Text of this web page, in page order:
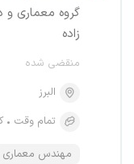
گروه معماری
زاده
منقضی شده
البرز
تمام وقت
مهندس معماری